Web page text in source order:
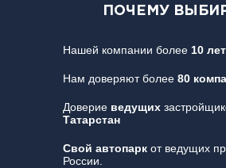
ПОЧЕМУ
Нашей компании более 10 лет
Нам доверяют более 80
Доверие ведущих
Татарстан
Свой автопаркот ведущих
России.